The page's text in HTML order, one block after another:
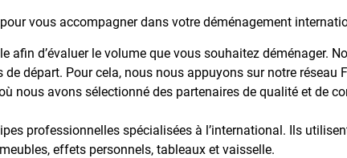
vous accompagner dans votre déménagement
afin d’évaluer le volume que vous souhaitez déménager.
de départ. Pour cela, nous nous appuyons sur notre réseau
nous avons sélectionné des partenaires de qualité et de
professionnelles spécialisées à l’international. Ils
effets personnels, tableaux et vaisselle.